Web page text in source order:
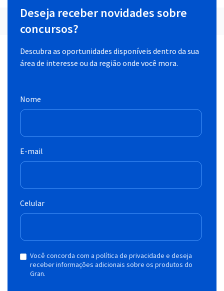
Deseja receber novidades sobre
concursos?
Descubra as oportunidades disponíveis dentro da sua
área de interesse ou da região onde você mora.
Nome
E-mail
Celular
Você concorda com a política de privacidade e deseja
receber informações adicionais sobre os produtos do
Gran.